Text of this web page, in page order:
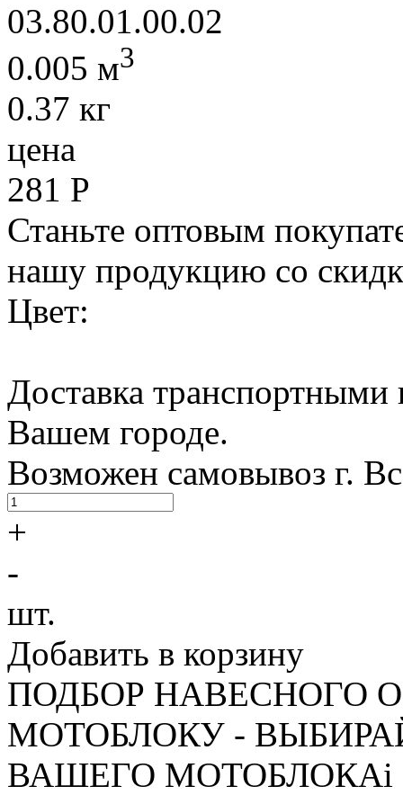
03.80.01.00.02
0.005 м3
0.37 кг
цена
281 Р
Станьте оптовым
нашу продукцию со
Цвет:
Доставка
Вашем городе.
Возможен самовывоз г.
+
-
шт.
Добавить в корзину
ПОДБОР НАВЕСНОГО
МОТОБЛОКУ -
ВАШЕГО МОТОБЛОКАi